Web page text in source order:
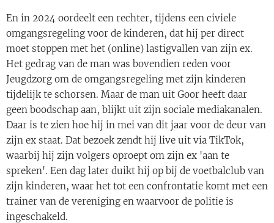
En in 2024 oordeelt een rechter, tijdens een civiele
omgangsregeling voor de kinderen, dat hij per direct
moet stoppen met het (online) lastigvallen van zijn ex.
Het gedrag van de man was bovendien reden voor
Jeugdzorg om de omgangsregeling met zijn kinderen
tijdelijk te schorsen. Maar de man uit Goor heeft daar
geen boodschap aan, blijkt uit zijn sociale mediakanalen.
Daar is te zien hoe hij in mei van dit jaar voor de deur van
zijn ex staat. Dat bezoek zendt hij live uit via TikTok,
waarbij hij zijn volgers oproept om zijn ex 'aan te
spreken'. Een dag later duikt hij op bij de voetbalclub van
zijn kinderen, waar het tot een confrontatie komt met een
trainer van de vereniging en waarvoor de politie is
ingeschakeld.